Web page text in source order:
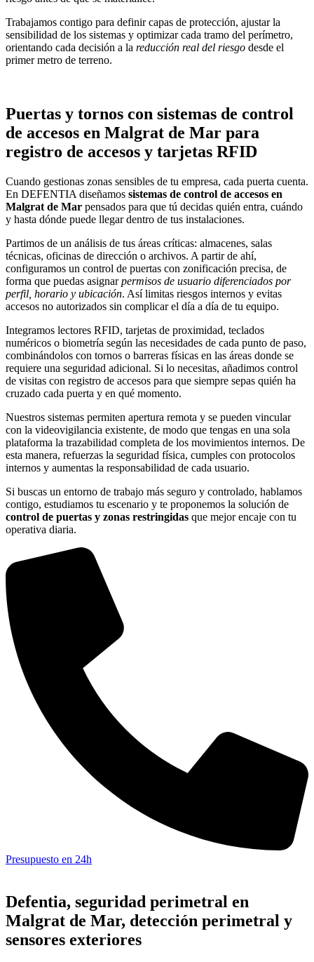
Trabajamos contigo para definir capas de protección, ajustar la
sensibilidad de los sistemas y optimizar cada tramo del perímetro,
orientando cada decisión a la reducción real del riesgo desde el
primer metro de terreno.
Puertas y tornos con sistemas de control
de accesos en Malgrat de Mar para
registro de accesos y tarjetas RFID
Cuando gestionas zonas sensibles de tu empresa, cada puerta cuenta.
En DEFENTIA diseñamos sistemas de control de accesos en
Malgrat de Mar pensados para que tú decidas quién entra, cuándo
y hasta dónde puede llegar dentro de tus instalaciones.
Partimos de un análisis de tus áreas críticas: almacenes, salas
técnicas, oficinas de dirección o archivos. A partir de ahí,
configuramos un control de puertas con zonificación precisa, de
forma que puedas asignarpermisos de usuario diferenciados por
perfil, horario y ubicación. Así limitas riesgos internos y evitas
accesos no autorizados sin complicar el día a día de tu equipo.
Integramos lectores RFID, tarjetas de proximidad, teclados
numéricos o biometría según las necesidades de cada punto de paso,
combinándolos con tornos o barreras físicas en las áreas donde se
requiere una seguridad adicional. Si lo necesitas, añadimos control
de visitas con registro de accesos para que siempre sepas quién ha
cruzado cada puerta y en qué momento.
Nuestros sistemas permiten apertura remota y se pueden vincular
con la videovigilancia existente, de modo que tengas en una sola
plataforma la trazabilidad completa de los movimientos internos. De
esta manera, refuerzas la seguridad física, cumples con protocolos
internos y aumentas la responsabilidad de cada usuario.
Si buscas un entorno de trabajo más seguro y controlado, hablamos
contigo, estudiamos tu escenario y te proponemos la solución de
control de puertas y zonas restringidas que mejor encaje con tu
operativa diaria.
Presupuesto en 24h
Defentia, seguridad perimetral en
Malgrat de Mar, detección perimetral y
sensores exteriores